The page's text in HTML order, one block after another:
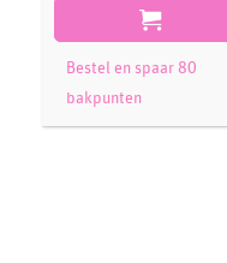
Bestel en spaar 80
bakpunten